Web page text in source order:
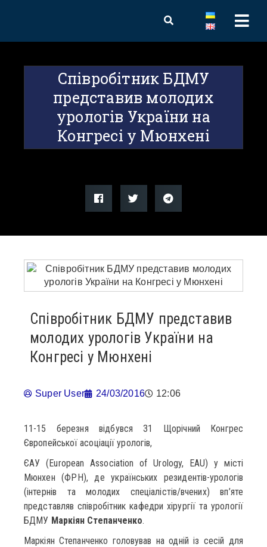
Співробітник БДМУ
представив молодих
урологів України на
Конгресі у Мюнхені
Співробітник БДМУ представив
молодих урологів України на
Конгресі у Мюнхені
Super User 24/03/2016 12:06
11-15 березня відбувся 31 Щорічний Конгрес
Європейської асоціації урологів,
ЄАУ (European Association of Urology, EAU) у місті
Мюнхен (ФРН), де українських резидентів-урологів
(інтернів та молодих спеціалістів/вчених) вп’яте
представляв співробітник кафедри хірургії та урології
БДМУ Маркіян Степанченко.
Маркіян Степанченко головував на одній із сесій для